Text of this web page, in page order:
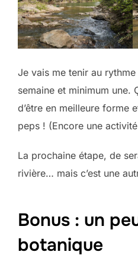
Je vais me tenir au
semaine et minimum une.
d’être en meilleure forme
peps ! (Encore une
La prochaine étape, de
rivière… mais c’est une
Bonus : un
botanique